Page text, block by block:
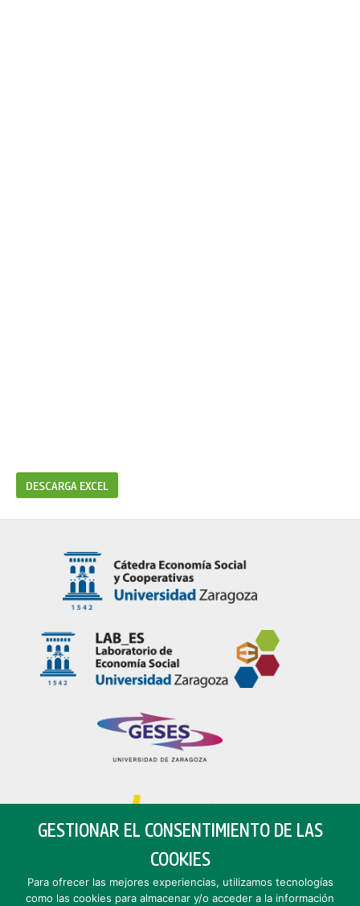
DESCARGA EXCEL
GESTIONAR EL CONSENTIMIENTO DE LAS
COOKIES
Para ofrecer las mejores experiencias, utilizamos tecnologías
como las cookies para almacenar y/o acceder a la información